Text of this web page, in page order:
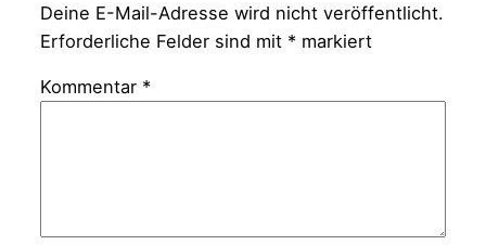
Deine E-Mail-Adresse wird nicht veröffentlicht.
Erforderliche Felder sind mit *markiert
Kommentar *